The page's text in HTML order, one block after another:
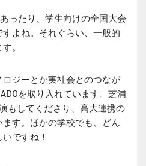
ったり、学生向けの全国大会
よね。それぐらい、一般的
。
ジーとか実社会とのつなが
を取り入れています。芝浦
もしてくださり、高大連携の
す。ほかの学校でも、どん
ですね！